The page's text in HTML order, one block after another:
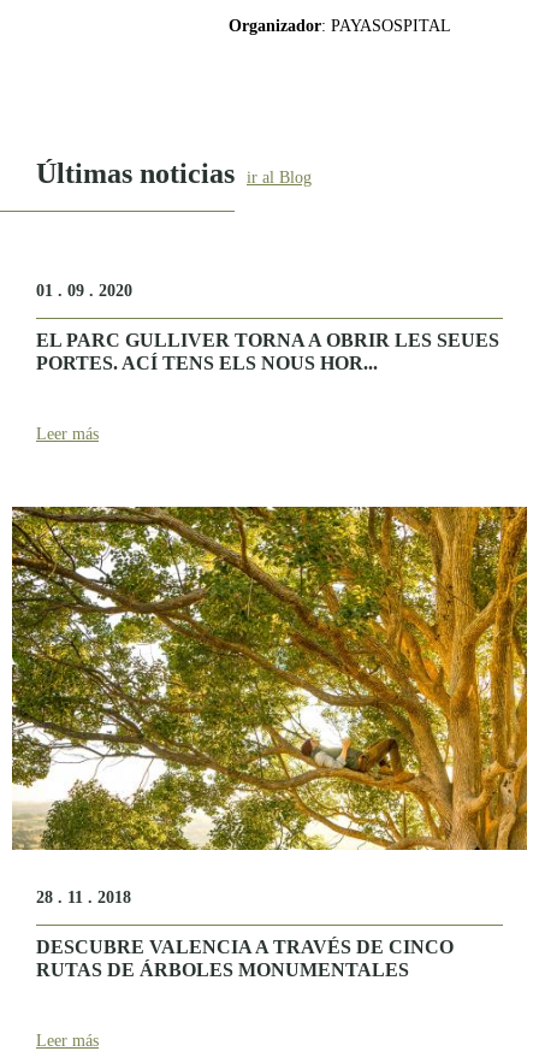
Organizador: PAYASOSPITAL
Últimas noticias ir al Blog
01 . 09 . 2020
EL PARC GULLIVER TORNA A OBRIR LES SEUES
PORTES. ACÍ TENS ELS NOUS HOR...
Leer más
28 . 11 . 2018
DESCUBRE VALENCIA A TRAVÉS DE CINCO
RUTAS DE ÁRBOLES MONUMENTALES
Leer más